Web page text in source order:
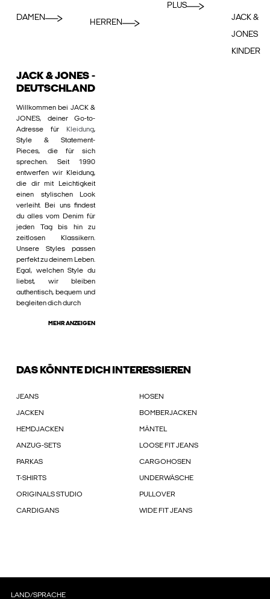
DAMEN
HERREN
PLUS
JACK &
JONES
KINDER
JACK & JONES -
DEUTSCHLAND
Willkommen bei JACK &
JONES, deiner Go-to-
Adresse für
Kleidung,
Style & Statement-
Pieces, die für sich
sprechen. Seit 1990
entwerfen wir Kleidung,
die dir mit Leichtigkeit
einen stylischen Look
verleiht. Bei uns findest
du alles vom Denim für
jeden Tag bis hin zu
zeitlosen Klassikern.
Unsere Styles passen
perfekt zu deinem Leben.
Egal, welchen Style du
liebst, wir bleiben
authentisch, bequem und
begleiten dich durch
MEHR ANZEIGEN
DAS KÖNNTE DICH INTERESSIEREN
JEANS HOSEN
JACKEN BOMBERJACKEN
HEMDJACKEN MÄNTEL
ANZUG-SETS LOOSE FIT JEANS
PARKAS CARGOHOSEN
T-SHIRTS UNDERWÄSCHE
ORIGINALS STUDIO PULLOVER
CARDIGANS WIDE FIT JEANS
LAND/SPRACHE